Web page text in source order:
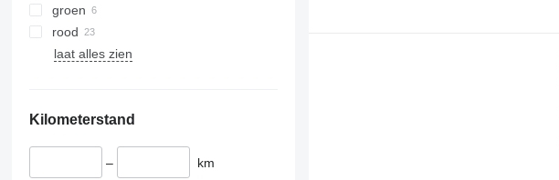
groen
rood
laat alles zien
Kilometerstand
– km